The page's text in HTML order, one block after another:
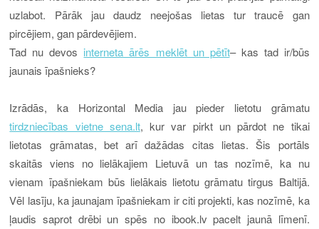
uzlabot. Pārāk jau daudz neejošas lietas tur traucē gan
pircējiem, gan pārdevējiem.
Tad nu devos interneta ārēs meklēt un pētīt– kas tad ir/būs
jaunais īpašnieks?
Izrādās, ka Horizontal Media jau pieder lietotu grāmatu
tirdzniecības vietne sena.lt, kur var pirkt un pārdot ne tikai
lietotas grāmatas, bet arī dažādas citas lietas.Šis portāls
skaitās viens no lielākajiem Lietuvā un tas nozīmē, ka nu
vienam īpašniekam būs lielākais lietotu grāmatu tirgus Baltijā.
Vēl lasīju, ka jaunajam īpašniekam ir citi projekti, kas nozīmē, ka
ļaudis saprot drēbi un spēs no ibook.lv pacelt jaunā līmenī.